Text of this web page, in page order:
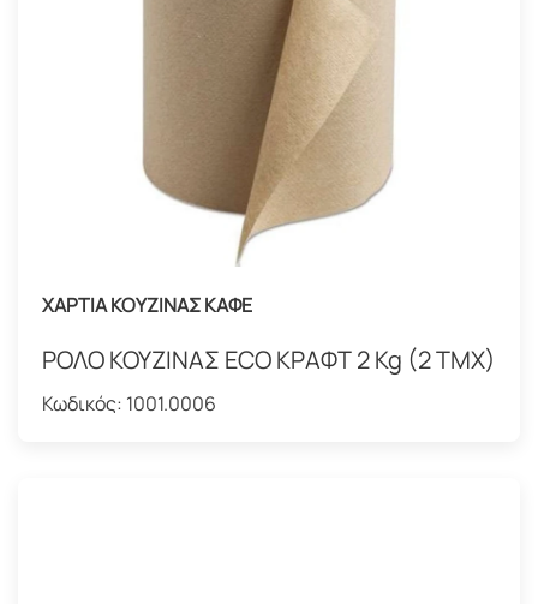
ΧΑΡΤΙΑ ΚΟΥΖΙΝΑΣ ΚΑΦΕ
ΡΟΛΟ ΚΟΥΖΙΝΑΣ ECO ΚΡΑΦΤ 2 Kg (2 TMX)
Κωδικός: 1001.0006